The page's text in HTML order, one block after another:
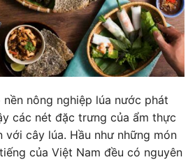
nông nghiệp lúa nước phát
các nét đặc trưng của ẩm thực
với cây lúa. Hầu như những món
của Việt Nam đều có nguyên